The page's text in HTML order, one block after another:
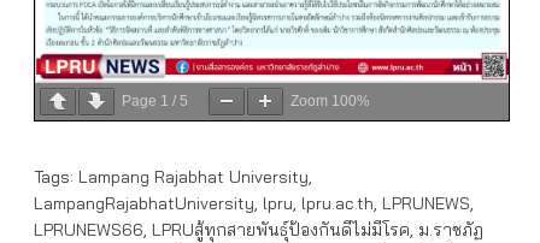
Page 1 / 5 Zoom 100%
Tags: Lampang Rajabhat University,
LampangRajabhatUniversity, lpru, lpru.ac.th, LPRUNEWS,
LPRUNEWS66, LPRUสู้ทุกสายพันธุ์ป้องกันดีไม่มีโรค, ม.ราชภัฏ